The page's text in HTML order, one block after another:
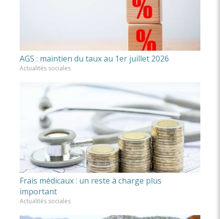
AGS : maintien du taux au 1er juillet 2026
Actualités sociales
Frais médicaux : un reste à charge plus
important
Actualités sociales